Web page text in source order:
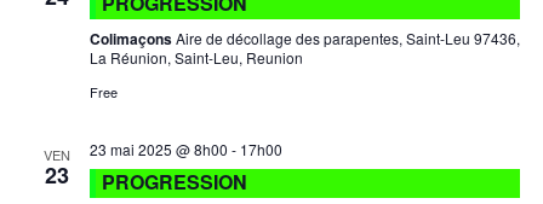
ColimaçonsAire de décollage des parapentes, Saint-Leu 97436,
La Réunion, Saint-Leu, Reunion
Free
VEN
23
23 mai 2025 @ 8h00 - 17h00
PROGRESSION